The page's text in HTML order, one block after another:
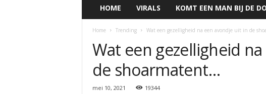
HOME VIRALS KOMT EEN MAN BIJ DE
Home Trending Wat een gezelligheid na een avondje uit in de
Wat een gezelligheid
de shoarmatent…
mei 10, 2021 19344